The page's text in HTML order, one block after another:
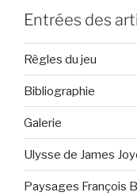
Entrées des
Règles du jeu
Bibliographie
Galerie
Ulysse de James
Paysages François